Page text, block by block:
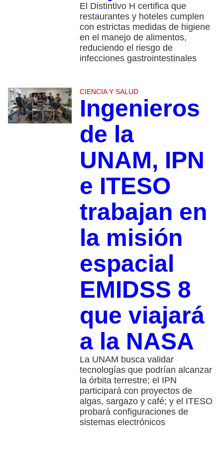
El Distintivo H certifica que
restaurantes y hoteles cumplen
con estrictas medidas de higiene
en el manejo de alimentos,
reduciendo el riesgo de
infecciones gastrointestinales
CIENCIA Y SALUD
Ingenieros
de la
UNAM, IPN
e ITESO
trabajan en
la misión
espacial
EMIDSS 8
que viajará
a la NASA
La UNAM busca validar
tecnologías que podrían alcanzar
la órbita terrestre; el IPN
participará con proyectos de
algas, sargazo y café; y el ITESO
probará configuraciones de
sistemas electrónicos